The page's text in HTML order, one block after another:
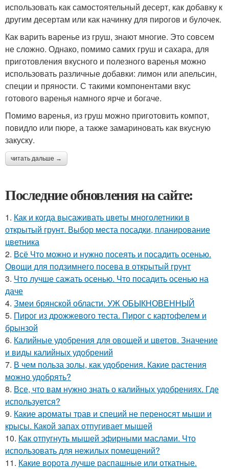
использовать как самостоятельный десерт, как добавку к
другим десертам или как начинку для пирогов и булочек.
Как варить варенье из груш, знают многие. Это совсем
не сложно. Однако, помимо самих груш и сахара, для
приготовления вкусного и полезного варенья можно
использовать различные добавки: лимон или апельсин,
специи и пряности. С такими компонентами вкус
готового варенья намного ярче и богаче.
Помимо варенья, из груш можно приготовить компот,
повидло или пюре, а также замариновать как вкусную
закуску.
читать дальше →
Последние обновления на сайте:
1. Как и когда высаживать цветы многолетники в
открытый грунт. Выбор места посадки, планирование
цветника
2. Всё Что можно и нужно посеять и посадить осенью.
Овощи для подзимнего посева в открытый грунт
3. Что лучше сажать осенью. Что посадить осенью на
даче
4. Змеи брянской области. УЖ ОБЫКНОВЕННЫЙ
5. Пирог из дрожжевого теста. Пирог с картофелем и
брынзой
6. Калийные удобрения для овощей и цветов. Значение
и виды калийных удобрений
7. В чем польза золы, как удобрения. Какие растения
можно удобрять?
8. Все, что вам нужно знать о калийных удобрениях. Где
используется?
9. Какие ароматы трав и специй не переносят мыши и
крысы. Какой запах отпугивает мышей
10. Как отпугнуть мышей эфирными маслами. Что
использовать для нежилых помещений?
11. Какие ворота лучше распашные или откатные.